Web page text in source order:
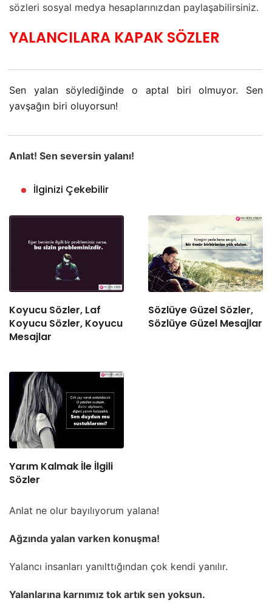
sözleri sosyal medya hesaplarınızdan paylaşabilirsiniz.
YALANCILARA KAPAK SÖZLER
Sen yalan söylediğinde o aptal biri olmuyor. Sen
yavşağın biri oluyorsun!
Anlat! Sen seversin yalanı!
İlginizi Çekebilir
Koyucu Sözler, Laf
Koyucu Sözler, Koyucu
Mesajlar
Sözlüye Güzel Sözler,
Sözlüye Güzel Mesajlar
Yarım Kalmak İle İlgili
Sözler
Anlat ne olur bayılıyorum yalana!
Ağzında yalan varken konuşma!
Yalancı insanları yanılttığından çok kendi yanılır.
Yalanlarına karnımız tok artık sen yoksun.